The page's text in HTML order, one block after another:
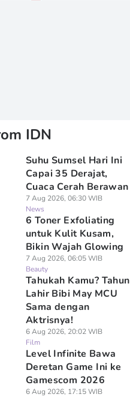
IDN
Suhu Sumsel Hari Ini
Capai 35 Derajat,
Cuaca Cerah Berawan
7 Aug 2026, 06:30 WIB
News
6 Toner Exfoliating
untuk Kulit Kusam,
Bikin Wajah Glowing
7 Aug 2026, 06:05 WIB
Beauty
Tahukah Kamu? Tahun
Lahir Bibi May MCU
Sama dengan
Aktrisnya!
6 Aug 2026, 20:02 WIB
Film
Level Infinite Bawa
Deretan Game Ini ke
Gamescom 2026
6 Aug 2026, 17:15 WIB